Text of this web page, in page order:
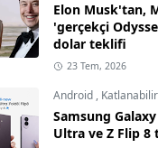
Elon Musk'tan,
'gerçekçi
dolar teklifi
23 Tem, 2026
Android ,
Samsung
Ultra ve Z Flip 8